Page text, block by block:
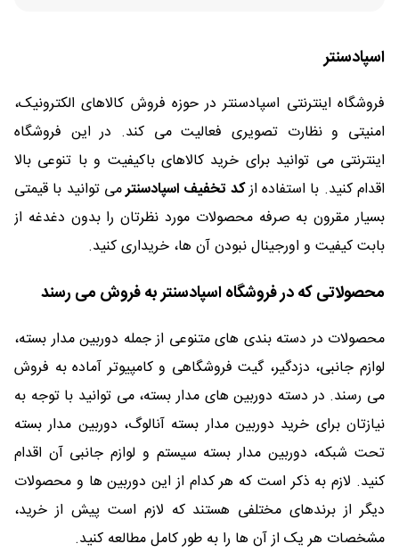
اسپادسنتر
فروشگاه اینترنتی اسپادسنتر در حوزه فروش کالاهای الکترونیک،
امنیتی و نظارت تصویری فعالیت می کند. در این فروشگاه
اینترنتی می توانید برای خرید کالاهای باکیفیت و با تنوعی بالا
اقدام کنید. با استفاده ازکد تخفیف اسپادسنترمی توانید با قیمتی
بسیار مقرون به صرفه محصولات مورد نظرتان را بدون دغدغه از
بابت کیفیت و اورجینال نبودن آن ها، خریداری کنید.
محصولاتی که در فروشگاه اسپادسنتر به فروش می رسند
محصولات در دسته بندی های متنوعی از جمله دوربین مدار بسته،
لوازم جانبی، دزدگیر، گیت فروشگاهی و کامپیوتر آماده به فروش
می رسند. در دسته دوربین های مدار بسته، می توانید با توجه به
نیازتان برای خرید دوربین مدار بسته آنالوگ، دوربین مدار بسته
تحت شبکه، دوربین مدار بسته سیستم و لوازم جانبی آن اقدام
کنید. لازم به ذکر است که هر کدام از این دوربین ها و محصولات
دیگر از برندهای مختلفی هستند که لازم است پیش از خرید،
مشخصات هر یک از آن ها را به طور کامل مطالعه کنید.